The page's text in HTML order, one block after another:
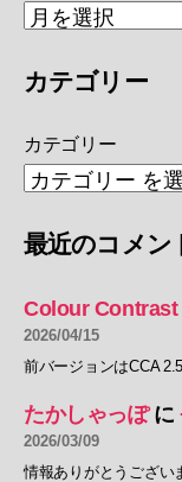
カテゴリー
カテゴリー
最近のコメン
Colour Contrast
2026/04/15
前バージョンはCCA
たかしゃっぽに
2026/03/09
情報ありがとうござい